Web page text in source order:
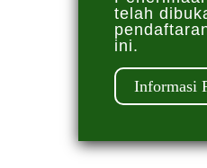
telah
ini.
Informasi